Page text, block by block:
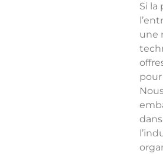
Si la
une